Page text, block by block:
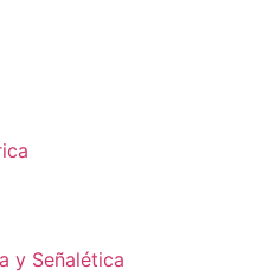
y Señalética